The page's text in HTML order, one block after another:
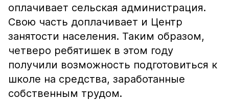
оплачивает сельская администрация.
Свою часть доплачивает и Центр
занятости населения. Таким образом,
четверо ребятишек в этом году
получили возможность подготовиться к
школе на средства, заработанные
собственным трудом.